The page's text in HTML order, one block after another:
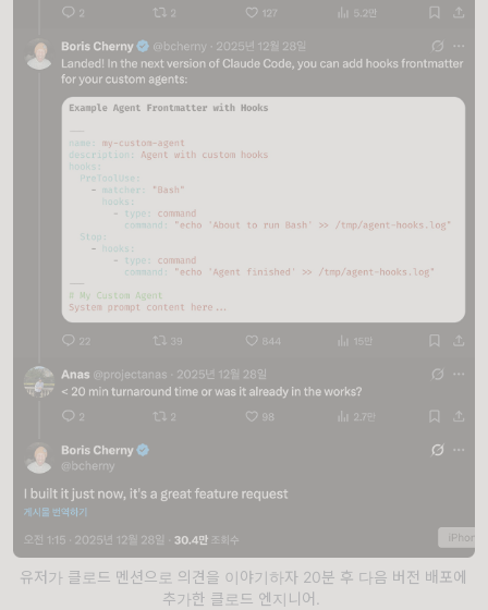
유저가 클로드 멘션으로 의견을 이야기하자 20분 후 다음 버전 배포에
추가한 클로드 엔지니어.